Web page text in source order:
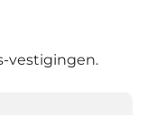
vestigingen.